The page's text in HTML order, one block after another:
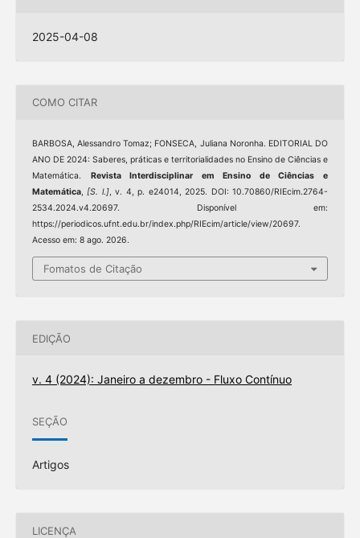
2025-04-08
COMO CITAR
BARBOSA, Alessandro Tomaz; FONSECA, Juliana Noronha. EDITORIAL DO
ANO DE 2024: Saberes, práticas e territorialidades no Ensino de Ciências e
Matemática. Revista Interdisciplinar em Ensino de Ciências e
Matemática,[S. l.], v. 4, p. e24014, 2025. DOI: 10.70860/RIEcim.2764-
2534.2024.v4.20697. Disponível em:
https://periodicos.ufnt.edu.br/index.php/RIEcim/article/view/20697.
Acesso em: 8 ago. 2026.
Fomatos de Citação
EDIÇÃO
v. 4 (2024): Janeiro a dezembro - Fluxo Contínuo
SEÇÃO
Artigos
LICENÇA